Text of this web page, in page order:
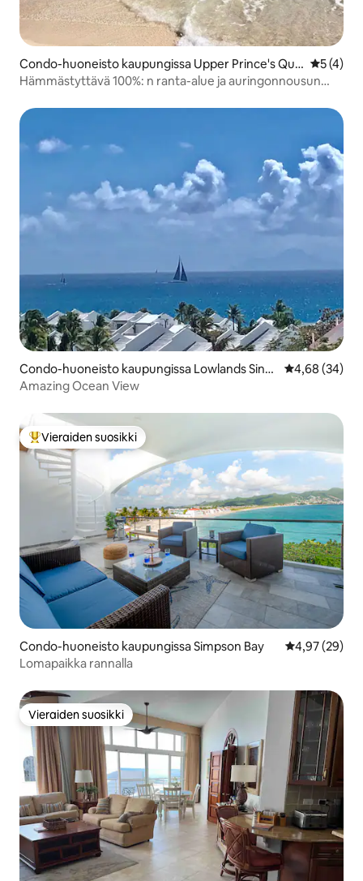
Condo-huoneisto kaupungissa Upper Prince's Qua
rter
5 (4)
Hämmästyttävä 100%: n ranta-alue ja auringonnousun
Condo-huoneisto kaupungissa Lowlands Sint
maarten
4,68 (34)
Amazing Ocean View
Vieraiden suosikkien parhaimmistoa
Vieraiden suosikki
Condo-huoneisto kaupungissa Simpson Bay
4,97 (29)
Lomapaikka rannalla
Vieraiden suosikki
Vieraiden suosikki